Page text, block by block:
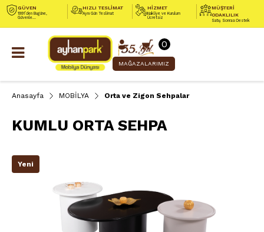
GÜVEN
1991’den Bugüne,
Güvenle...
HIZLI TESLİMAT
Aynı Gün Teslimat
HİZMET
Nakliye ve Kurulum
Ücretsiz
MÜŞTERİ
ODAKLILIK
Satış Sonrası Destek
0
MAĞAZALARIMIZ
Anasayfa MOBİLYA Orta ve Zigon Sehpalar
KUMLU ORTA SEHPA
Yeni